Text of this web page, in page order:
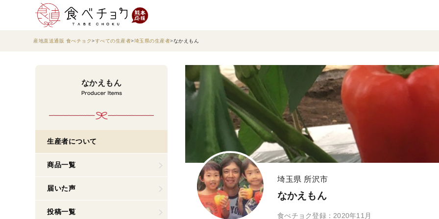
産地直送通販 食べチョク すべての生産者 埼玉県の生産者 なかえもん
埼玉県 所沢市
なかえもん
食べチョク登録：2020年11月
なかえもん
生産者について
商品一覧
届いた声
投稿一覧